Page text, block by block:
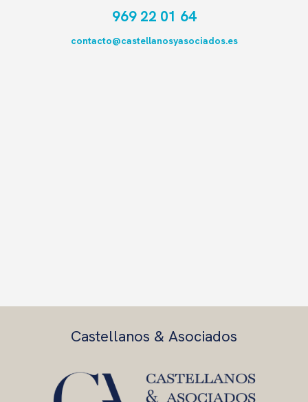
969 22 01 64
contacto@castellanosyasociados.es
Castellanos & Asociados